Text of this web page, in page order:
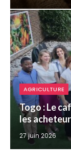
AGRICULTURE
Togo : Le
les
27 juin 2026